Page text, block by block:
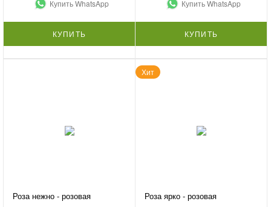
Купить WhatsApp
КУПИТЬ
Купить WhatsApp
КУПИТЬ
Роза нежно - розовая
Хит
Роза ярко - розовая